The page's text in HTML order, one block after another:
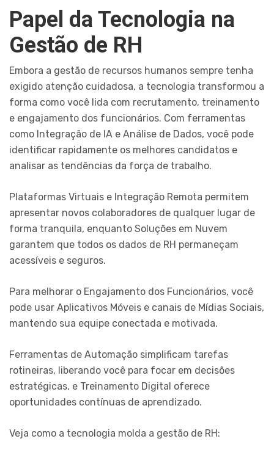
Papel da Tecnologia na
Gestão de RH
Embora a gestão de recursos humanos sempre tenha
exigido atenção cuidadosa, a tecnologia transformou a
forma como você lida com recrutamento, treinamento
e engajamento dos funcionários. Com ferramentas
como Integração de IA e Análise de Dados, você pode
identificar rapidamente os melhores candidatos e
analisar as tendências da força de trabalho.
Plataformas Virtuais e Integração Remota permitem
apresentar novos colaboradores de qualquer lugar de
forma tranquila, enquanto Soluções em Nuvem
garantem que todos os dados de RH permaneçam
acessíveis e seguros.
Para melhorar o Engajamento dos Funcionários, você
pode usar Aplicativos Móveis e canais de Mídias Sociais,
mantendo sua equipe conectada e motivada.
Ferramentas de Automação simplificam tarefas
rotineiras, liberando você para focar em decisões
estratégicas, e Treinamento Digital oferece
oportunidades contínuas de aprendizado.
Veja como a tecnologia molda a gestão de RH: